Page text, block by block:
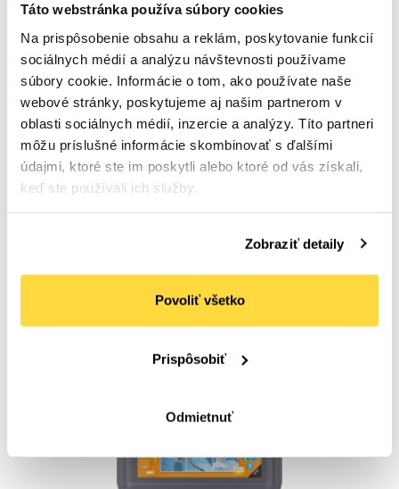
Táto webstránka používa súbory cookies
Na prispôsobenie obsahu a reklám, poskytovanie funkcií
sociálnych médií a analýzu návštevnosti používame
súbory cookie. Informácie o tom, ako používate naše
webové stránky, poskytujeme aj našim partnerom v
oblasti sociálnych médií, inzercie a analýzy. Títo partneri
môžu príslušné informácie skombinovať s ďalšími
údajmi, ktoré ste im poskytli alebo ktoré od vás získali,
keď ste používali ich služby.
Zobraziť detaily
Povoliť všetko
Prispôsobiť
Odmietnuť
CLEAMEN 241 konvektomaty a grily 5,5 kg
Počet bal. v kartóne:1
Kód tovaru: 105147
Na sklade
27,25 €(33,52 €s DPH)
Do košíka